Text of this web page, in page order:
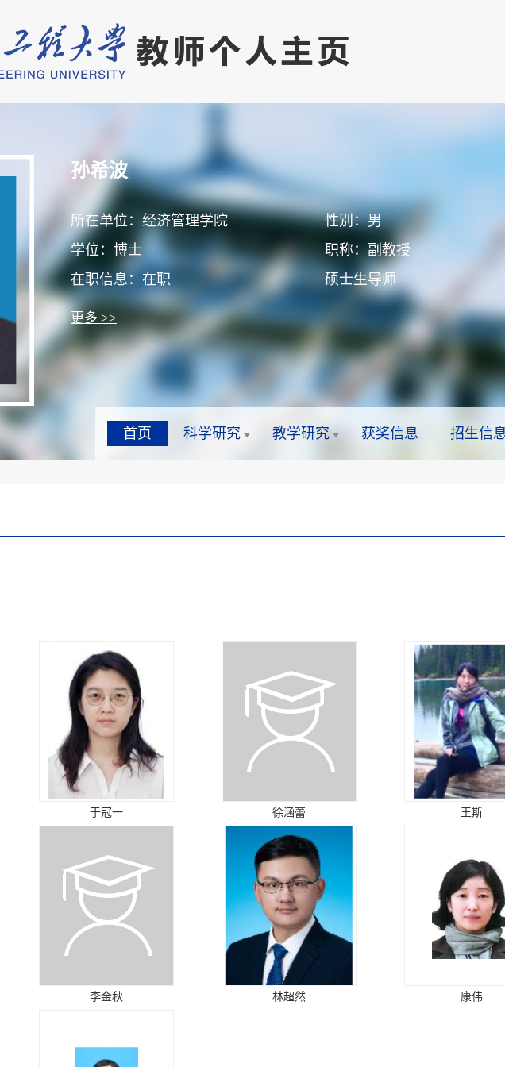
孙希波
所在单位：经济管理学院 性别：男
学位：博士
职称：副教授
在职信息：在职 硕士生导师
更多 >>
首页 科学研究 教学研究 获奖信息 招生信
于冠一 徐涵蕾 王斯
李金秋 林超然 康伟